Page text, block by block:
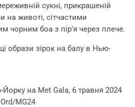
сукні, прикрашеній
животі, сітчастими
чорним боа з пір’я через плече.
на Met Gala, 6 травня 2024
MG24